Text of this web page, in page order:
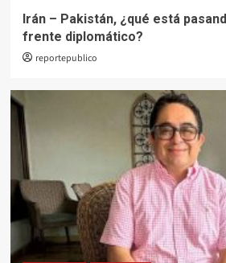
Irán – Pakistán, ¿qué está
frente diplomático?
reportepublico